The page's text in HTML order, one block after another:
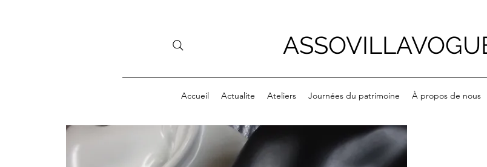
Accueil Actualite Ateliers Journées du patrimoine À propos de nous